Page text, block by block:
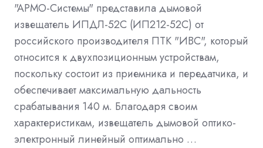
"АРМО-Системы" представила дымовой
извещатель ИПДЛ-52С (ИП212-52С) от
российского производителя ПТК "ИВС", который
относится к двухпозиционным устройствам,
поскольку состоит из приемника и передатчика, и
обеспечивает максимальную дальность
срабатывания 140 м. Благодаря своим
характеристикам, извещатель дымовой оптико-
электронный линейный оптимально …